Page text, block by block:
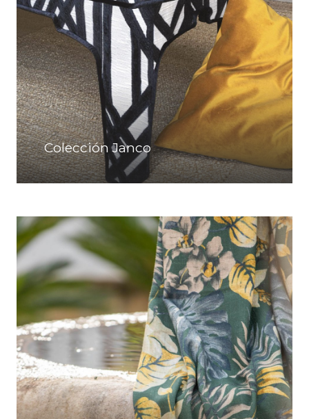
Colección Janco